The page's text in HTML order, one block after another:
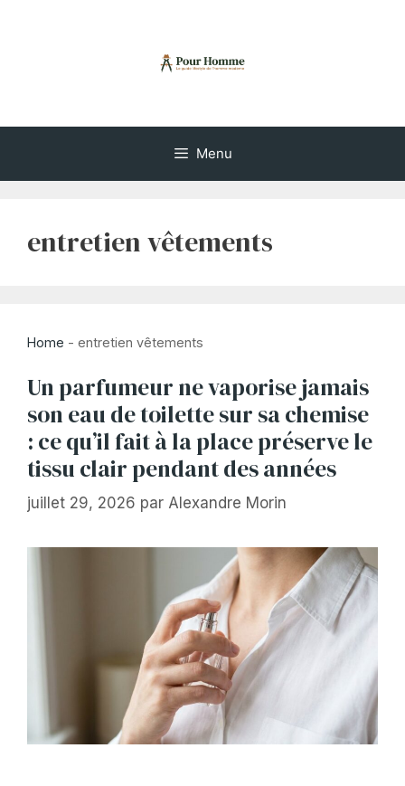
Menu
entretien vêtements
Home - entretien vêtements
Un parfumeur ne vaporise jamais
son eau de toilette sur sa chemise
: ce qu’il fait à la place préserve le
tissu clair pendant des années
juillet 29, 2026 par Alexandre Morin